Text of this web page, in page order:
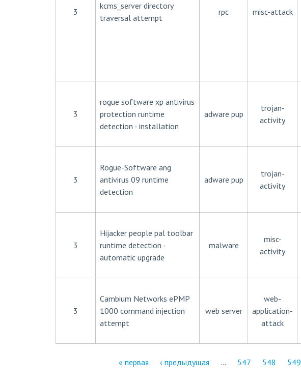
3
kcms_server directory
traversal attempt
rpc misc-attack
3
rogue software xp antivirus
protection runtime
detection - installation
adware pup
trojan-
activity
3
Rogue-Software ang
antivirus 09 runtime
detection
adware pup
trojan-
activity
3
Hijacker people pal toolbar
runtime detection -
automatic upgrade
malware
misc-
activity
3
Cambium Networks ePMP
1000 command injection
attempt
web server
web-
application-
attack
« первая ‹ предыдущая … 547 548 549